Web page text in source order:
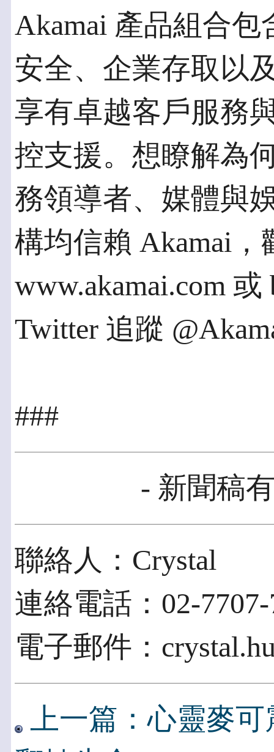
Akamai 產品組合
安全、企業存取以
享有卓越客戶服務
控支援。想瞭解為
務領導者、媒體與
構均信賴 Akamai，
www.akamai.com
Twitter 追蹤
###
- 新聞稿
聯絡人：Crystal
連絡電話：02-7707-
電子郵件：
上一篇：心靈麥